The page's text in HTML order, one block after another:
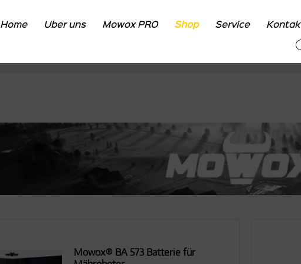
Home Über uns Mowox PRO Shop Service
Mowox® BA 573 Batterie für